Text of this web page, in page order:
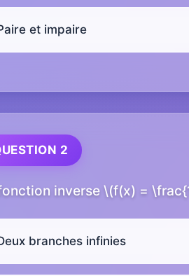
et impaire
2
inverse \(f(x) =
branches infinies